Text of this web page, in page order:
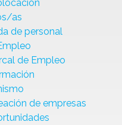
as
de personal
de Empleo
de empresas